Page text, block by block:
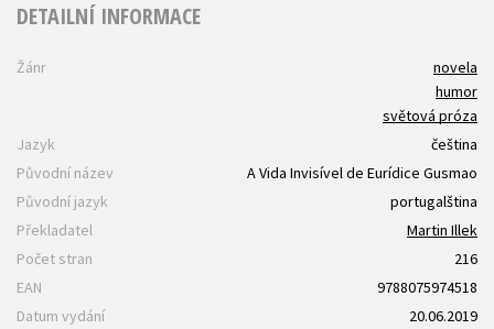
DETAILNÍ INFORMACE
Žánr
novela
humor
světová próza
Jazyk
čeština
Původní název
A Vida Invisível de Eurídice Gusmao
Původní jazyk
portugalština
Překladatel
Martin Illek
Počet stran
216
EAN
9788075974518
Datum vydání
20.06.2019